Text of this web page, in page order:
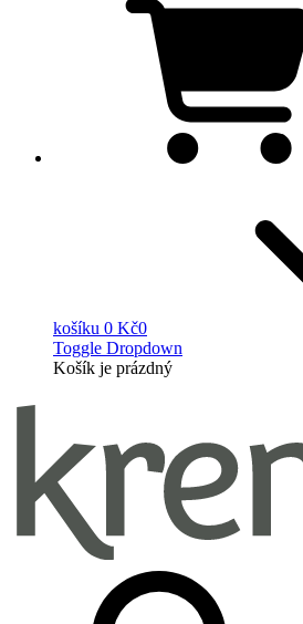
košíku 0 Kč0
Toggle Dropdown
Košík je prázdný